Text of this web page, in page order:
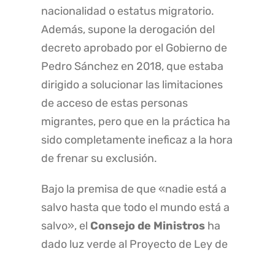
nacionalidad o estatus migratorio.
Además, supone la derogación del
decreto aprobado por el Gobierno de
Pedro Sánchez en 2018, que estaba
dirigido a solucionar las limitaciones
de acceso de estas personas
migrantes, pero que en la práctica ha
sido completamente ineficaz a la hora
de frenar su exclusión.
Bajo la premisa de que «nadie está a
salvo hasta que todo el mundo está a
salvo», el Consejo de Ministros ha
dado luz verde al Proyecto de Ley de